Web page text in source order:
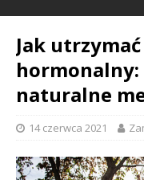
Jak
naturalne
14 czerwca 2021